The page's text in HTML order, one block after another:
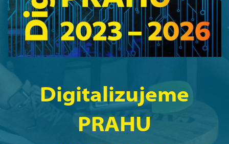
Digitalizujeme
PRAHU